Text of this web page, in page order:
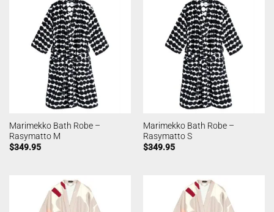
Marimekko Bath Robe –
Rasymatto M
$349.95
Marimekko Bath Robe –
Rasymatto S
$349.95